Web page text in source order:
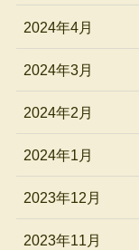
2024年4月
2024年3月
2024年2月
2024年1月
2023年12月
2023年11月